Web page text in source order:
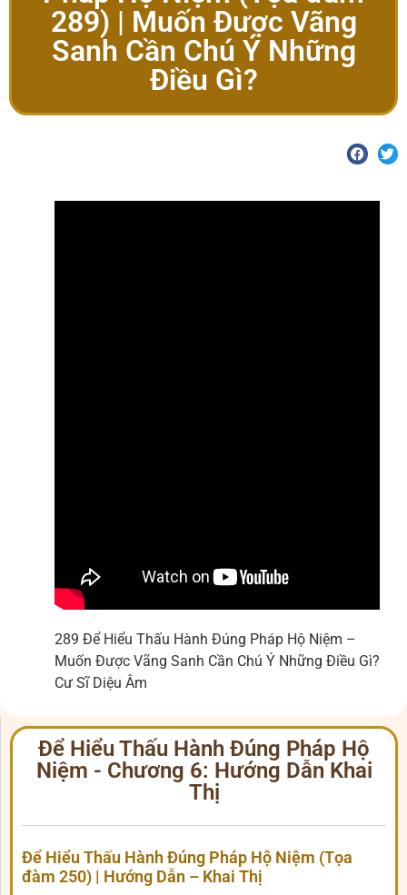
289) | Muốn Được Vãng
Sanh Cần Chú Ý Những
Điều Gì?
289 Để Hiểu Thấu Hành Đúng Pháp Hộ Niệm –
Muốn Được Vãng Sanh Cần Chú Ý Những Điều Gì?
Cư Sĩ Diệu Âm
Để Hiểu Thấu Hành Đúng Pháp Hộ
Niệm - Chương 6: Hướng Dẫn Khai
Thị
Để Hiểu Thấu Hành Đúng Pháp Hộ Niệm (Tọa
đàm 250) | Hướng Dẫn – Khai Thị